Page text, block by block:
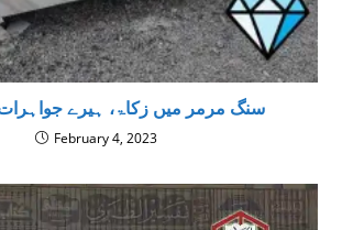
سنگ مرمر میں زکاۃ، ہیرے
February 4, 2023